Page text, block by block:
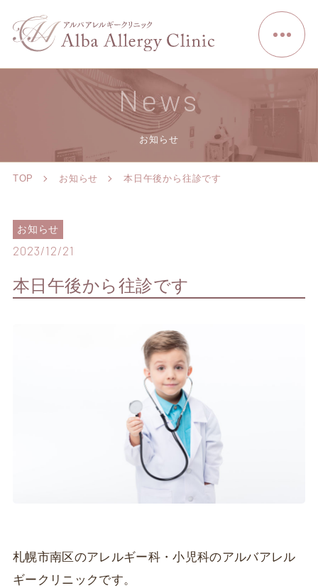
News
お知らせ
TOP お知らせ 本日午後から往診です
お知らせ
2023/12/21
本日午後から往診です
札幌市南区のアレルギー科・小児科のアルバアレル
ギークリニックです。